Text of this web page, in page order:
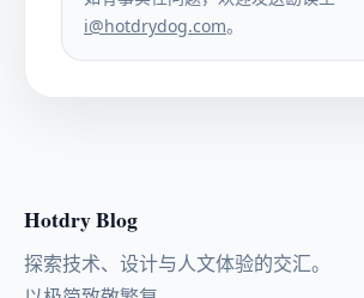
i@hotdrydog.com。
Hotdry Blog
探索技术、设计与人文体验的交汇。